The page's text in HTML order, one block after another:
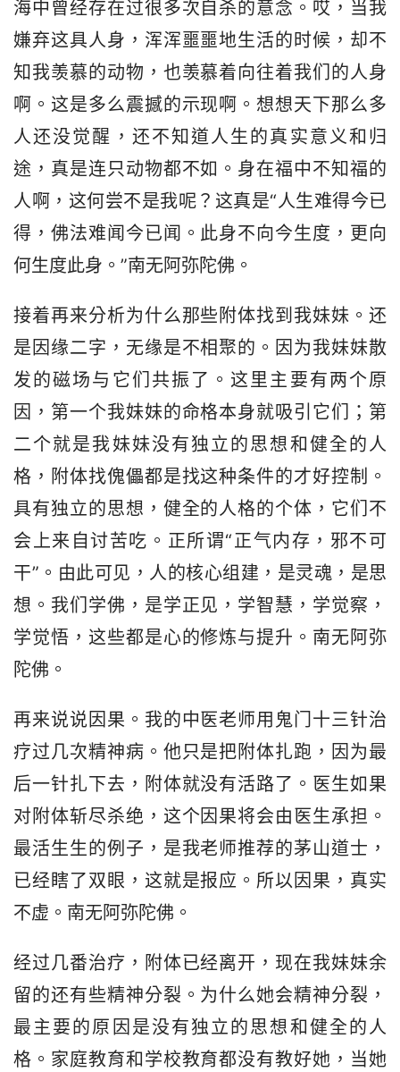
海中曾经存在过很多次自杀的意念。哎，当我
嫌弃这具人身，浑浑噩噩地生活的时候，却不
知我羡慕的动物，也羡慕着向往着我们的人身
啊。这是多么震撼的示现啊。想想天下那么多
人还没觉醒，还不知道人生的真实意义和归
途，真是连只动物都不如。身在福中不知福的
人啊，这何尝不是我呢？这真是“人生难得今已
得，佛法难闻今已闻。此身不向今生度，更向
何生度此身。”南无阿弥陀佛。
接着再来分析为什么那些附体找到我妹妹。还
是因缘二字，无缘是不相聚的。因为我妹妹散
发的磁场与它们共振了。这里主要有两个原
因，第一个我妹妹的命格本身就吸引它们；第
二个就是我妹妹没有独立的思想和健全的人
格，附体找傀儡都是找这种条件的才好控制。
具有独立的思想，健全的人格的个体，它们不
会上来自讨苦吃。正所谓“正气内存，邪不可
干”。由此可见，人的核心组建，是灵魂，是思
想。我们学佛，是学正见，学智慧，学觉察，
学觉悟，这些都是心的修炼与提升。南无阿弥
陀佛。
再来说说因果。我的中医老师用鬼门十三针治
疗过几次精神病。他只是把附体扎跑，因为最
后一针扎下去，附体就没有活路了。医生如果
对附体斩尽杀绝，这个因果将会由医生承担。
最活生生的例子，是我老师推荐的茅山道士，
已经瞎了双眼，这就是报应。所以因果，真实
不虚。南无阿弥陀佛。
经过几番治疗，附体已经离开，现在我妹妹余
留的还有些精神分裂。为什么她会精神分裂，
最主要的原因是没有独立的思想和健全的人
格。家庭教育和学校教育都没有教好她，当她